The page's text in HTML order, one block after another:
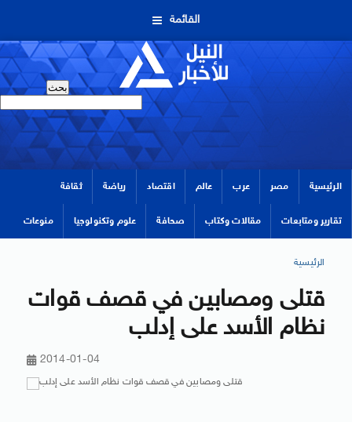
القائمة
الرئيسية مصر عرب عالم اقتصاد رياضة ثقافة
تقارير ومتابعات مقالات وكتاب صحافة علوم وتكنولوجيا منوعات
الرئيسية
قتلى ومصابين في قصف قوات
نظام الأسد على إدلب
2014-01-04